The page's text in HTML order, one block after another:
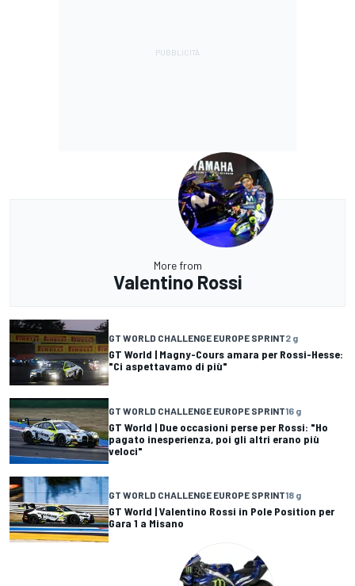
More from
Valentino Rossi
GT WORLD CHALLENGE EUROPE SPRINT2 g
GT World | Magny-Cours amara per Rossi-Hesse:
"Ci aspettavamo di più"
GT WORLD CHALLENGE EUROPE SPRINT16 g
GT World | Due occasioni perse per Rossi: "Ho
pagato inesperienza, poi gli altri erano più
veloci"
GT WORLD CHALLENGE EUROPE SPRINT18 g
GT World | Valentino Rossi in Pole Position per
Gara 1 a Misano